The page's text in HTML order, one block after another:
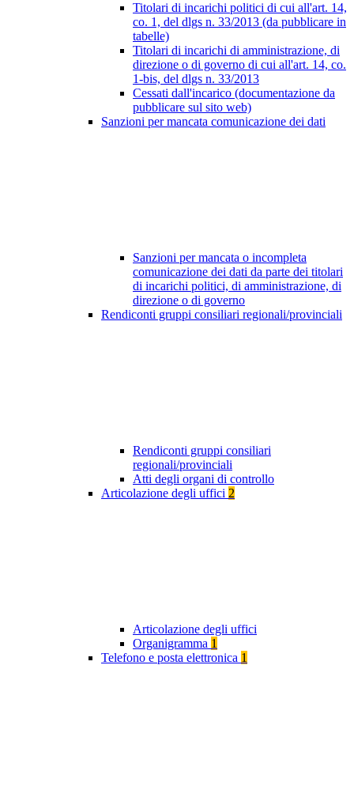
Titolari di incarichi politici di cui all'art. 14,
co. 1, del dlgs n. 33/2013 (da pubblicare in
tabelle)
Titolari di incarichi di amministrazione, di
direzione o di governo di cui all'art. 14, co.
1-bis, del dlgs n. 33/2013
Cessati dall'incarico (documentazione da
pubblicare sul sito web)
Sanzioni per mancata comunicazione dei dati
Sanzioni per mancata o incompleta
comunicazione dei dati da parte dei titolari
di incarichi politici, di amministrazione, di
direzione o di governo
Rendiconti gruppi consiliari regionali/provinciali
Rendiconti gruppi consiliari
regionali/provinciali
Atti degli organi di controllo
Articolazione degli uffici 2
Articolazione degli uffici
Organigramma 1
Telefono e posta elettronica 1